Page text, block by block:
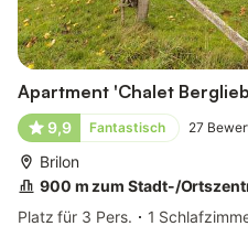
Apartment 'Chalet
9,9 Fantastisch 27
Brilon
900 m zum Stadt-/
Platz für 3 Pers.
1